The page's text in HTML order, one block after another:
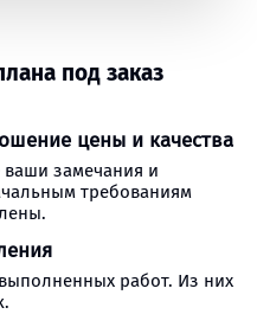
под заказ
цены и качества
ваши замечания и
требованиям
работ. Из них